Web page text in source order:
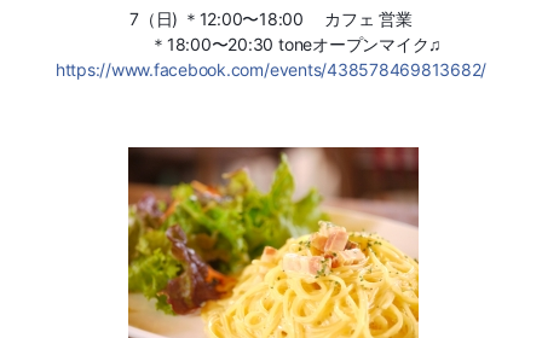
7（日) ＊12:00〜18:00 カフェ 営業
＊18:00〜20:30 toneオープンマイク♫
https://www.facebook.com/events/438578469813682/